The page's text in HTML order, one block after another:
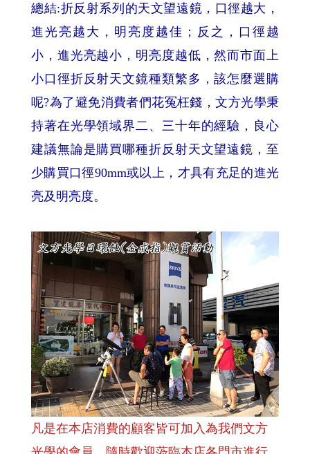
總結:折反射系列的天文望遠鏡，口徑越大，
進光亮越大，明亮度越佳；反之，口徑越
小，進光亮越小，明亮度越低，然而市面上
小口徑折反射天文鏡種類繁多，該怎麼選購
呢?為了避免消費者們花冤枉錢，文方光學秉
持著在光學領域界二、三十年的經驗，良心
建議無論是購買哪種折反射天文望遠鏡，至
少購買口徑90mm或以上，才具有充足的進光
亮及明亮度。
凡是在本店消費的顧客皆可加入為我們文方